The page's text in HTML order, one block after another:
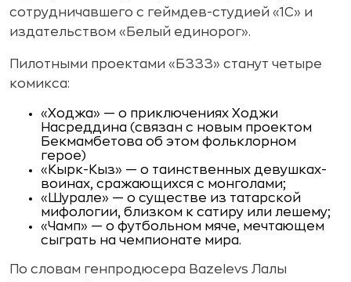
сотрудничавшего с геймдев-студией «1С» и
издательством «Белый единорог».
Пилотными проектами «БЗЗЗ» станут четыре
комикса:
«Ходжа» — о приключениях Ходжи
Насреддина (связан с новым проектом
Бекмамбетова об этом фольклорном
герое)
«Кырк-Кыз» — о таинственных девушках-
воинах, сражающихся с монголами;
«Шурале» — о существе из татарской
мифологии, близком к сатиру или лешему;
«Чамп» — о футбольном мяче, мечтающем
сыграть на чемпионате мира.
По словам генпродюсера Bazelevs Лалы